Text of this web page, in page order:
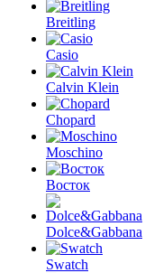
Breitling
Casio
Calvin Klein
Chopard
Moschino
Восток
Dolce&Gabbana
Swatch